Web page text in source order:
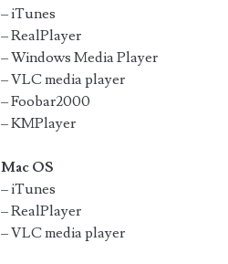
– iTunes
– RealPlayer
– Windows Media Player
– VLC media player
– Foobar2000
– KMPlayer
Mac OS
– iTunes
– RealPlayer
– VLC media player